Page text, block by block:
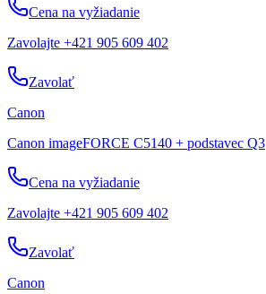
Cena na vyžiadanie
Zavolajte +421 905 609 402
Zavolať
Canon
Canon imageFORCE C5140 + podstavec Q3
Cena na vyžiadanie
Zavolajte +421 905 609 402
Zavolať
Canon